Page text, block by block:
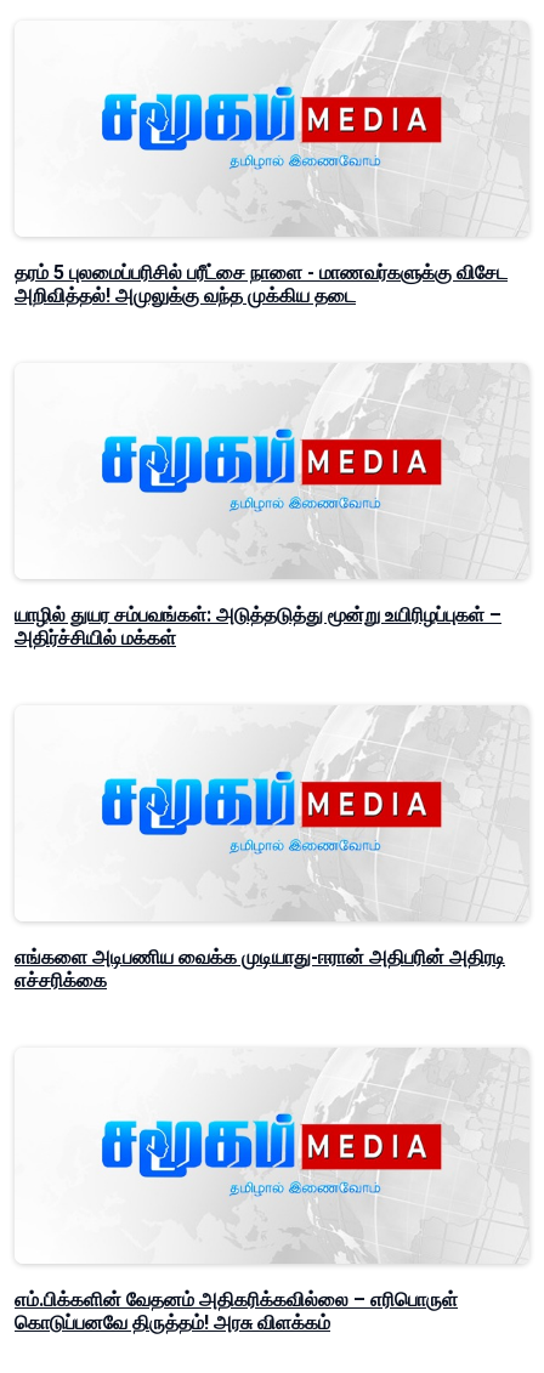
தரம் 5 புலமைப்பரிசில் பரீட்சை நாளை - மாணவர்களுக்கு விசேட
அறிவித்தல்! அமுலுக்கு வந்த முக்கிய தடை
யாழில் துயர சம்பவங்கள்: அடுத்தடுத்து மூன்று உயிரிழப்புகள் –
அதிர்ச்சியில் மக்கள்
எங்களை அடிபணிய வைக்க முடியாது-ஈரான் அதிபரின் அதிரடி
எச்சரிக்கை
எம்.பிக்களின் வேதனம் அதிகரிக்கவில்லை – எரிபொருள்
கொடுப்பனவே திருத்தம்! அரசு விளக்கம்